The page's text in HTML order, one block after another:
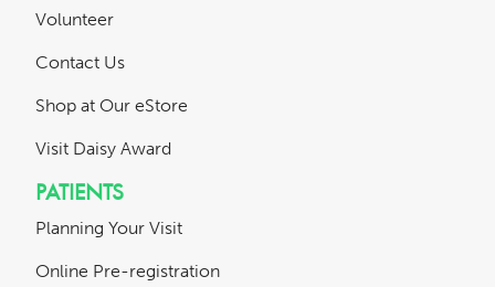
Volunteer
Contact Us
Shop at Our eStore
Visit Daisy Award
PATIENTS
Planning Your Visit
Online Pre-registration